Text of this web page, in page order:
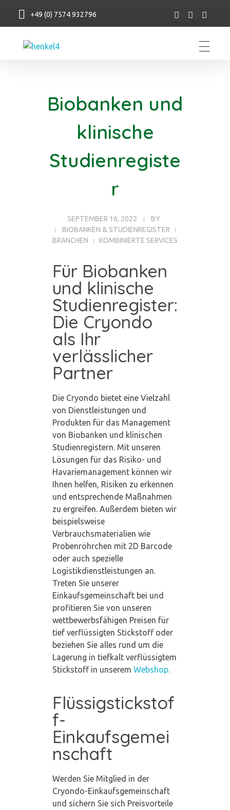
+49 (0) 7574 932796
Biobanken und
klinische
Studienregiste
r
SEPTEMBER 16, 2022
BY
BIOBANKEN & STUDIENREGISTER
BRANCHEN
KOMBINIERTE SERVICES
Für Biobanken
und klinische
Studienregister:
Die Cryondo
als Ihr
verlässlicher
Partner
Die Cryondo bietet eine Vielzahl
von Dienstleistungen und
Produkten für das Management
von Biobanken und klinischen
Studienregistern. Mit unseren
Lösungen für das Risiko- und
Havariemanagement können wir
Ihnen helfen, Risiken zu erkennen
und entsprechende Maßnahmen
zu ergreifen. Außerdem bieten wir
beispielsweise
Verbrauchsmaterialien wie
Probenröhrchen mit 2D Barcode
oder auch spezielle
Logistikdienstleistungen an.
Treten Sie unserer
Einkaufsgemeinschaft bei und
profitieren Sie von unseren
wettbewerbsfähigen Preisen für
tief verflüssigten Stickstoff oder
beziehen Sie alles rund um die
Lagerung in tiefkalt verflüssigtem
Stickstoff in unserem Webshop.
Flüssigstickstof
f-
Einkaufsgemei
nschaft
Werden Sie Mitglied in der
Cryondo-Einkaufsgemeinschaft
und sichern Sie sich Preisvorteile